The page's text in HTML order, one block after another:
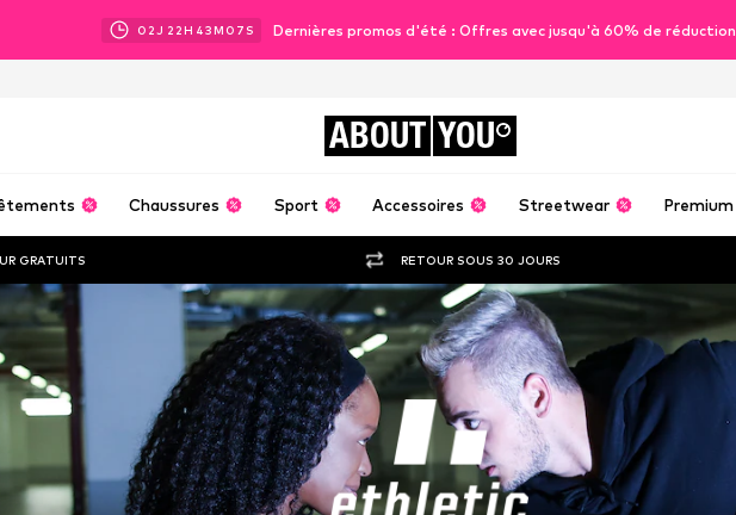
02J 22H 43M 06 S Dernières promos d'été : Offres avec jusqu'à 60% de réduction
ABOUT YOU
Chaussures Sport Accessoires Streetwear Premium
GRATUITS RETOUR SOUS 30 JOURS